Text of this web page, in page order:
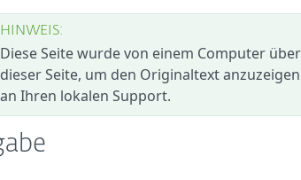
HINWEIS:
Diese Seite wurde von einem Computer
dieser Seite, um den Originaltext
an Ihren lokalen Support.